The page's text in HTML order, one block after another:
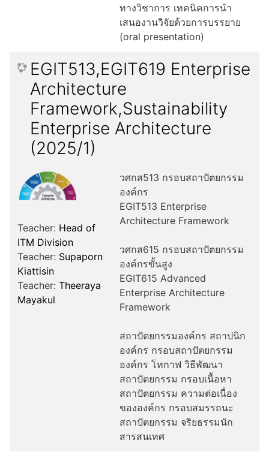
ทางวิชาการ เทคนิคการนำ
เสนองานวิจัยด้วยการบรรยาย
(oral presentation)
EGIT513,EGIT619 Enterprise
Architecture
Framework,Sustainability
Enterprise Architecture
(2025/1)
วศกส513 กรอบสถาปัตยกรรม
องค์กร
EGIT513 Enterprise
Architecture Framework
วศกส615 กรอบสถาปัตยกรรม
องค์กรขั้นสูง
EGIT615 Advanced
Enterprise Architecture
Framework
สถาปัตยกรรมองค์กร สถาปนิก
องค์กร กรอบสถาปัตยกรรม
องค์กร โทกาฟ วิธีพัฒนา
สถาปัตยกรรม กรอบเนื้อหา
สถาปัตยกรรม ความต่อเนื่อง
ขององค์กร กรอบสมรรถนะ
สถาปัตยกรรม จริยธรรมนัก
สารสนเทศ
Teacher: Head of
ITM Division
Teacher: Supaporn
Kiattisin
Teacher: Theeraya
Mayakul